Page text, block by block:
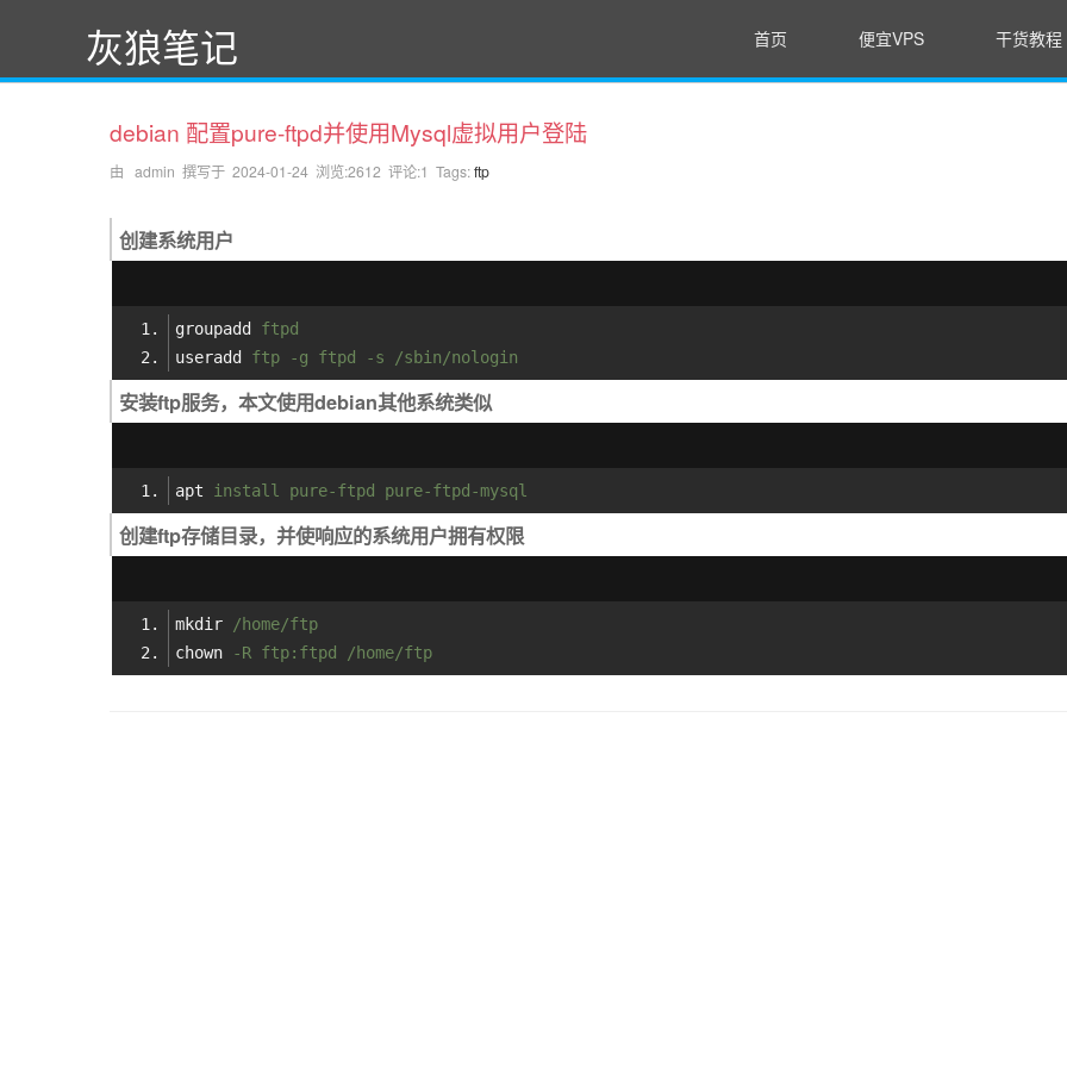
灰狼笔记 首页 便宜VPS 干货教程
debian 配置pure-ftpd并使用Mysql虚拟用户登陆
由 admin 撰写于 2024-01-24 浏览:2612 评论:1 Tags:ftp
创建系统用户
groupadd
ftpd
useradd
ftp -g ftpd -s /sbin/nologin
安装ftp服务，本文使用debian其他系统类似
apt install pure-ftpd pure-ftpd-mysql
创建ftp存储目录，并使响应的系统用户拥有权限
mkdir
/home/ftp
chown
-R ftp:ftpd /home/ftp